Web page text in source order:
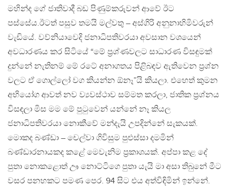
මහින්ද ගේ ජාතිවාදී බඩ පිණුම්කරුවන් ආවේ ඊට
පස්සේය.ඊටත් පසුව තමයි මල්වතු – අස්ගිරි අනුනාහිමිවරුන්
වැඩියේ. වව්නියාවෙදි ජනාධිපතිවරයා අවසාන වශයෙන්
අවධාරණය කර සිටියේ “මේ ප්‍රශ්ණවලට සාධාරණ විසඳුමක්
දුන්නේ නැතිනම් මේ රටේ අනාගතය පිළිබඳව ඇතිවෙන ප්‍රශ්න
වලට ඒ ගොල්ලෝ වග කියන්න ඕනෑ”යි කියලා. එහෙත් කුමන
අභියෝග ආවත් නව ව්‍යවස්ථාව සම්මත කරලා, ජාතික ප්‍රශ්නය
විසඳලා මිස මම මේ පුටුවෙන් යන්නේ නෑ කියල
ජනාධිපතිවරයා නොකීවේ මන්දැයි උපදින්නේ සැකයක්.
මොකද​ බණ්ඩා – චෙල්වා ගිවිසුම පුළුස්සා දමමින්
බණ්ඩාරනායකද කළේ මෙවැනිම ප්‍රකාශයක්. අප්පා කළ දේ
පුතා නොකළොත් ඌ නොට්ටිගෙ පුතා යැයි මා අසා තිබුනේ මීට
වසර පනහකට පමණ පෙර​. 94 සිට එය අත්විඳිමින් ඉන්නේ.